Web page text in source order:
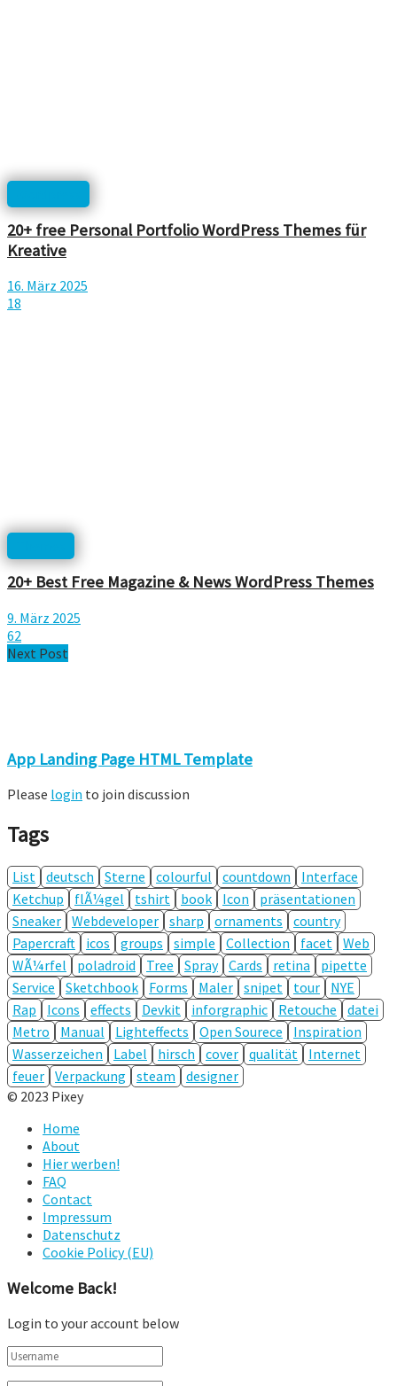
20+ free Personal Portfolio WordPress Themes für
Kreative
16. März 2025
18
20+ Best Free Magazine & News WordPress Themes
9. März 2025
62
Next Post
App Landing Page HTML Template
Please login to join discussion
Tags
List deutsch Sterne colourful countdown
Interface
Ketchup
flÃ¼gel tshirt book Icon
präsentationen
Sneaker Webdeveloper sharp ornaments
country
Papercraft
icos groups simple Collection facet Web
WÃ¼rfel
poladroid Tree Spray Cards retina
pipette
Service
Sketchbook Forms Maler snipet tour
NYE
Rap
Icons effects Devkit inforgraphic Retouche
datei
Metro
Manual Lighteffects Open Sourece
Inspiration
Wasserzeichen
Label hirsch cover qualität
Internet
feuer Verpackung steam
designer
© 2023 Pixey
Home
About
Hier werben!
FAQ
Contact
Impressum
Datenschutz
Cookie Policy (EU)
Welcome Back!
Login to your account below